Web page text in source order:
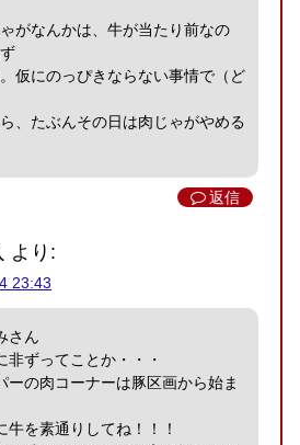
がなんかは、牛が当たり前なの
仮にのっぴきならない事情で（ど
、たぶんその日は肉じゃがやめる
返信
より:
23:43
さん
非ずってことか・・・
ーの肉コーナーは豚区画から始ま
牛を素通りしてね！！！